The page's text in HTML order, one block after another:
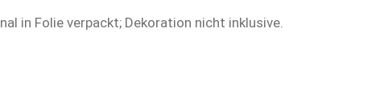
in Folie verpackt; Dekoration nicht inklusive.